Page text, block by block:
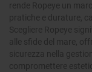
rende Ropeye un
pratiche e durature,
Scegliere Ropeye
alle sfide del mare,
sicurezza nella
compromettere